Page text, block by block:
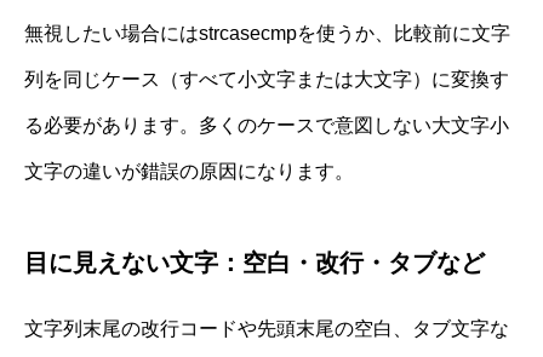
無視したい場合にはstrcasecmpを使うか、比較前に文字
列を同じケース（すべて小文字または大文字）に変換す
る必要があります。多くのケースで意図しない大文字小
文字の違いが錯誤の原因になります。
目に見えない文字：空白・改行・タブなど
文字列末尾の改行コードや先頭末尾の空白、タブ文字な